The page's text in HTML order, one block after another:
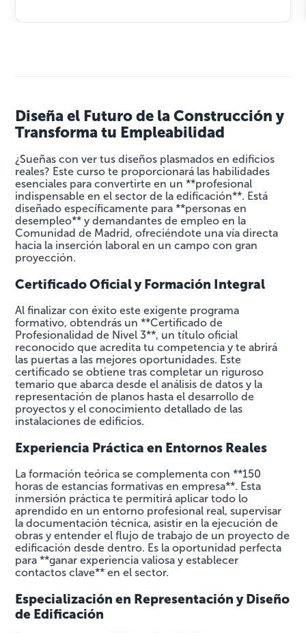
Diseña el Futuro de la Construcción y
Transforma tu Empleabilidad
¿Sueñas con ver tus diseños plasmados en edificios
reales? Este curso te proporcionará las habilidades
esenciales para convertirte en un **profesional
indispensable en el sector de la edificación**. Está
diseñado específicamente para **personas en
desempleo** y demandantes de empleo en la
Comunidad de Madrid, ofreciéndote una vía directa
hacia la inserción laboral en un campo con gran
proyección.
Certificado Oficial y Formación Integral
Al finalizar con éxito este exigente programa
formativo, obtendrás un **Certificado de
Profesionalidad de Nivel 3**, un título oficial
reconocido que acredita tu competencia y te abrirá
las puertas a las mejores oportunidades. Este
certificado se obtiene tras completar un riguroso
temario que abarca desde el análisis de datos y la
representación de planos hasta el desarrollo de
proyectos y el conocimiento detallado de las
instalaciones de edificios.
Experiencia Práctica en Entornos Reales
La formación teórica se complementa con **150
horas de estancias formativas en empresa**. Esta
inmersión práctica te permitirá aplicar todo lo
aprendido en un entorno profesional real, supervisar
la documentación técnica, asistir en la ejecución de
obras y entender el flujo de trabajo de un proyecto de
edificación desde dentro. Es la oportunidad perfecta
para **ganar experiencia valiosa y establecer
contactos clave** en el sector.
Especialización en Representación y Diseño
de Edificación